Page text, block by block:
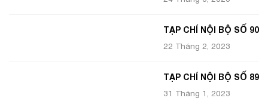
TẠP CHÍ NỘI BỘ SỐ 90
22 Tháng 2, 2023
TẠP CHÍ NỘI BỘ SỐ 89
31 Tháng 1, 2023